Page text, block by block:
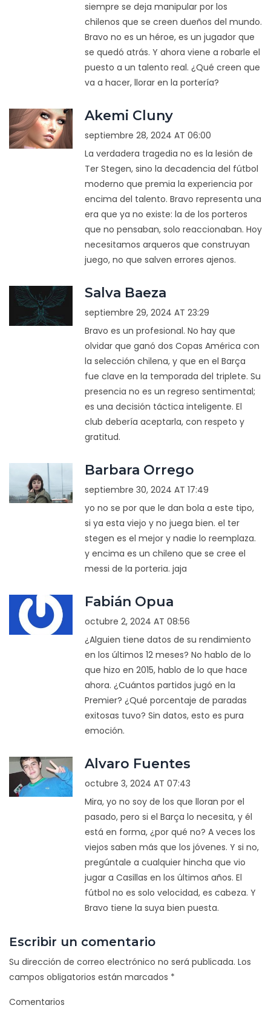
siempre se deja manipular por los
chilenos que se creen dueños del mundo.
Bravo no es un héroe, es un jugador que
se quedó atrás. Y ahora viene a robarle el
puesto a un talento real. ¿Qué creen que
va a hacer, llorar en la portería?
Akemi Cluny
septiembre 28, 2024 AT 06:00
La verdadera tragedia no es la lesión de
Ter Stegen, sino la decadencia del fútbol
moderno que premia la experiencia por
encima del talento. Bravo representa una
era que ya no existe: la de los porteros
que no pensaban, solo reaccionaban. Hoy
necesitamos arqueros que construyan
juego, no que salven errores ajenos.
Salva Baeza
septiembre 29, 2024 AT 23:29
Bravo es un profesional. No hay que
olvidar que ganó dos Copas América con
la selección chilena, y que en el Barça
fue clave en la temporada del triplete. Su
presencia no es un regreso sentimental;
es una decisión táctica inteligente. El
club debería aceptarla, con respeto y
gratitud.
Barbara Orrego
septiembre 30, 2024 AT 17:49
yo no se por que le dan bola a este tipo,
si ya esta viejo y no juega bien. el ter
stegen es el mejor y nadie lo reemplaza.
y encima es un chileno que se cree el
messi de la porteria. jaja
Fabián Opua
octubre 2, 2024 AT 08:56
¿Alguien tiene datos de su rendimiento
en los últimos 12 meses? No hablo de lo
que hizo en 2015, hablo de lo que hace
ahora. ¿Cuántos partidos jugó en la
Premier? ¿Qué porcentaje de paradas
exitosas tuvo? Sin datos, esto es pura
emoción.
Alvaro Fuentes
octubre 3, 2024 AT 07:43
Mira, yo no soy de los que lloran por el
pasado, pero si el Barça lo necesita, y él
está en forma, ¿por qué no? A veces los
viejos saben más que los jóvenes. Y si no,
pregúntale a cualquier hincha que vio
jugar a Casillas en los últimos años. El
fútbol no es solo velocidad, es cabeza. Y
Bravo tiene la suya bien puesta.
Escribir un comentario
Su dirección de correo electrónico no será publicada. Los
campos obligatorios están marcados *
Comentarios